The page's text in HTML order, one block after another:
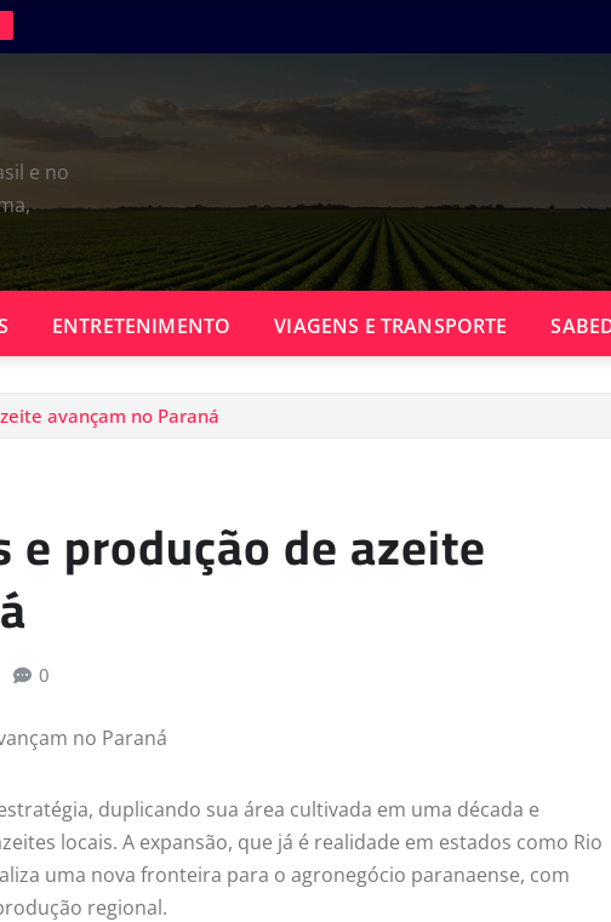
e no
ENTRETENIMENTO VIAGENS E TRANSPORTE
avançam no Paraná
produção de azeite
0
duplicando sua área cultivada em uma década e
locais. A expansão, que já é realidade em estados como Rio
uma nova fronteira para o agronegócio paranaense, com
regional.